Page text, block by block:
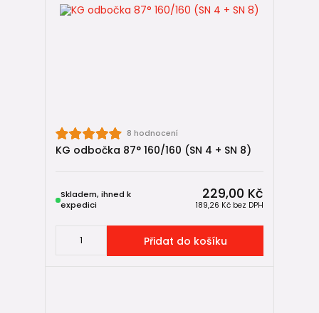
8 hodnocení
KG odbočka 87° 160/160 (SN 4 + SN 8)
229,00 Kč
189,26 Kč bez DPH
Skladem, ihned k
expedici
Přidat do košíku